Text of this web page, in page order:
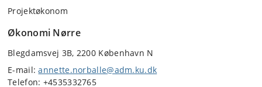
Projektøkonom
Økonomi Nørre
Blegdamsvej 3B, 2200 København N
E-mail:annette.norballe@adm.ku.dk
Telefon: +4535332765